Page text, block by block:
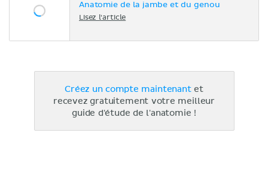
Anatomie de la jambe et du genou
Lisez l'article
Créez un compte maintenantet
recevez gratuitement votre meilleur
guide d'étude de l'anatomie !